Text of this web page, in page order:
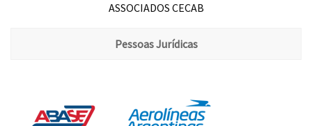
ASSOCIADOS CECAB
Pessoas Jurídicas